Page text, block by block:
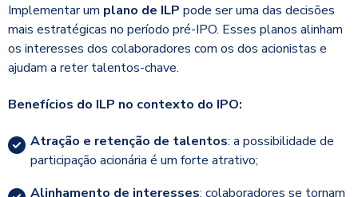
Implementar um plano de ILP pode ser uma das decisões
mais estratégicas no período pré-IPO. Esses planos alinham
os interesses dos colaboradores com os dos acionistas e
ajudam a reter talentos-chave.
Benefícios do ILP no contexto do IPO:
Atração e retenção de talentos: a possibilidade de
participação acionária é um forte atrativo;
Alinhamento de interesses: colaboradores se tornam